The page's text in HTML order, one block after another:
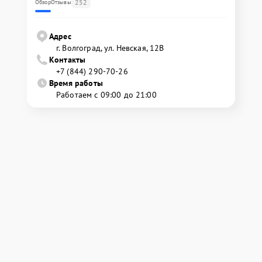
ОбзорОтзывы 252
Адрес
г. Волгоград, ул. Невская, 12В
Контакты
+7 (844) 290-70-26
Время работы
Работаем с 09:00 до 21:00